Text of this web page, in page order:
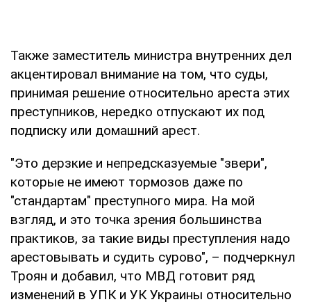
Также заместитель министра внутренних дел
акцентировал внимание на том, что суды,
принимая решение относительно ареста этих
преступников, нередко отпускают их под
подписку или домашний арест.
"Это дерзкие и непредсказуемые "звери",
которые не имеют тормозов даже по
"стандартам" преступного мира. На мой
взгляд, и это точка зрения большинства
практиков, за такие виды преступления надо
арестовывать и судить сурово", – подчеркнул
Троян и добавил, что МВД готовит ряд
изменений в УПК и УК Украины относительно